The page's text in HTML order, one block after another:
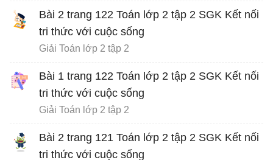
Bài 2 trang 122 Toán lớp 2 tập 2 SGK Kết nối
tri thức với cuộc sống
Giải Toán lớp 2 tập 2
Bài 1 trang 122 Toán lớp 2 tập 2 SGK Kết nối
tri thức với cuộc sống
Giải Toán lớp 2 tập 2
Bài 2 trang 121 Toán lớp 2 tập 2 SGK Kết nối
tri thức với cuộc sống